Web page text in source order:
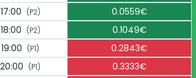
(P2)
0.0559€
(P2)
0.1049€
(P1)
0.2843€
(P1)
0.3333€